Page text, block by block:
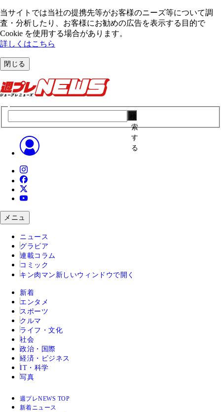
当サイトでは当社の提携先等がお客様のニーズ等について調
査・分析したり、お客様にお勧めの広告を表⽰する⽬的で
Cookie を使⽤する場合があります。
詳しくはこちら
閉じる
索
す
る
メニュ
ニュース
グラビア
連載コラム
コミック
キン肉マン 新しいウィンドウで開く
新着
エンタメ
スポーツ
クルマ
ライフ・文化
社会
政治・国際
経済・ビジネス
IT・科学
写真
週プレNEWS TOP
新着ニュース